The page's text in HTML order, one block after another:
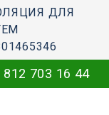
ДЛЯ
812 703 16 44